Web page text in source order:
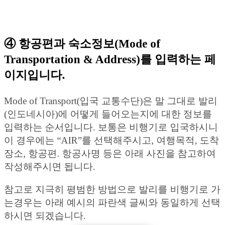
④ 항공편과 숙소정보(Mode of
Transportation & Address)를 입력하는 페
이지입니다.
Mode of Transport(입국 교통수단)은 말 그대로 발리
(인도네시아)에 어떻게 들어오는지에 대한 정보를
입력하는 순서입니다. 보통은 비행기로 입국하시니
이 경우에는 “AIR”를 선택해주시고, 여행목적, 도착
장소, 항공편. 항공사명 등은 아래 사진을 참고하여
작성해주시면 됩니다.
참고로 지극히 평범한 방법으로 발리를 비행기로 가
는경우는 아래 예시의 파란색 글씨와 동일하게 선택
하시면 되겠습니다.